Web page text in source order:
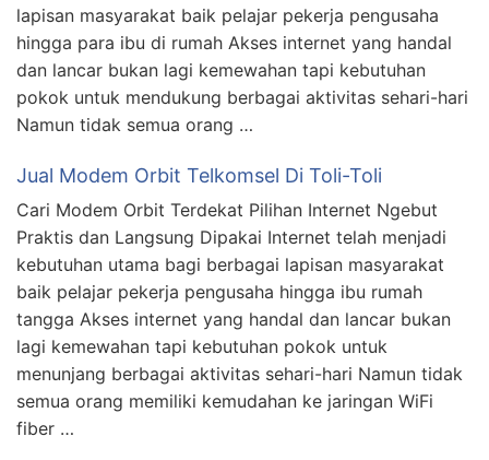
lapisan masyarakat baik pelajar pekerja pengusaha
hingga para ibu di rumah Akses internet yang handal
dan lancar bukan lagi kemewahan tapi kebutuhan
pokok untuk mendukung berbagai aktivitas sehari-hari
Namun tidak semua orang …
Jual Modem Orbit Telkomsel Di Toli-Toli
Cari Modem Orbit Terdekat Pilihan Internet Ngebut
Praktis dan Langsung Dipakai Internet telah menjadi
kebutuhan utama bagi berbagai lapisan masyarakat
baik pelajar pekerja pengusaha hingga ibu rumah
tangga Akses internet yang handal dan lancar bukan
lagi kemewahan tapi kebutuhan pokok untuk
menunjang berbagai aktivitas sehari-hari Namun tidak
semua orang memiliki kemudahan ke jaringan WiFi
fiber …